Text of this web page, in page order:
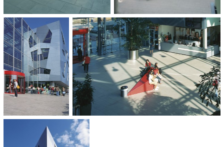
Gemeente Nijmegen, afdeling Stadsontwikkeling, ROC Nijmegen
HOEVEELHEID:
ca. 5.000 m²
OPLEVERING:
2007
CATEGORIE:
Jeugd en onderwijs